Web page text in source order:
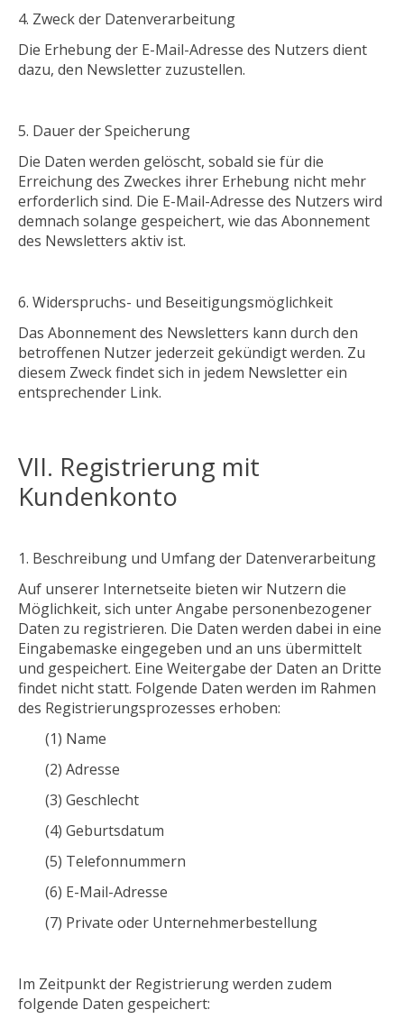
Zweck der Datenverarbeitung
Die Erhebung der E-Mail-Adresse des Nutzers dient
dazu, den Newsletter zuzustellen.
Dauer der Speicherung
Die Daten werden gelöscht, sobald sie für die
Erreichung des Zweckes ihrer Erhebung nicht mehr
erforderlich sind. Die E-Mail-Adresse des Nutzers wird
demnach solange gespeichert, wie das Abonnement
des Newsletters aktiv ist.
Widerspruchs- und Beseitigungsmöglichkeit
Das Abonnement des Newsletters kann durch den
betroffenen Nutzer jederzeit gekündigt werden. Zu
diesem Zweck findet sich in jedem Newsletter ein
entsprechender Link.
VII. Registrierung mit
Kundenkonto
Beschreibung und Umfang der Datenverarbeitung
Auf unserer Internetseite bieten wir Nutzern die
Möglichkeit, sich unter Angabe personenbezogener
Daten zu registrieren. Die Daten werden dabei in eine
Eingabemaske eingegeben und an uns übermittelt
und gespeichert. Eine Weitergabe der Daten an Dritte
findet nicht statt. Folgende Daten werden im Rahmen
des Registrierungsprozesses erhoben:
(1) Name
(2) Adresse
(3) Geschlecht
(4) Geburtsdatum
(5) Telefonnummern
(6) E-Mail-Adresse
(7) Private oder Unternehmerbestellung
Im Zeitpunkt der Registrierung werden zudem
folgende Daten gespeichert: